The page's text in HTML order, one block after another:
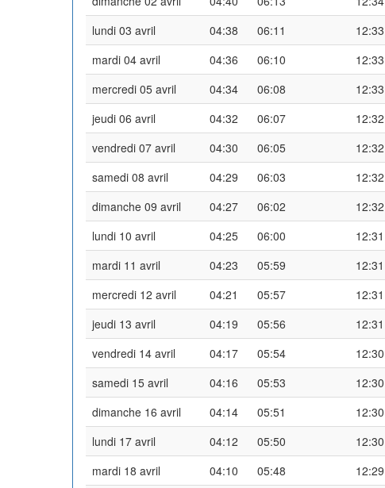
lundi 03 avril
04:38 06:11 12:33
mardi 04 avril
04:36 06:10 12:33
mercredi 05 avril
04:34 06:08 12:33
jeudi 06 avril
04:32 06:07 12:32
vendredi 07 avril
04:30 06:05 12:32
samedi 08 avril
04:29 06:03 12:32
dimanche 09 avril
04:27 06:02 12:32
lundi 10 avril
04:25 06:00 12:31
mardi 11 avril
04:23 05:59 12:31
mercredi 12 avril
04:21 05:57 12:31
jeudi 13 avril
04:19 05:56 12:31
vendredi 14 avril
04:17 05:54 12:30
samedi 15 avril
04:16 05:53 12:30
dimanche 16 avril
04:14 05:51 12:30
lundi 17 avril
04:12 05:50 12:30
mardi 18 avril
04:10 05:48 12:29